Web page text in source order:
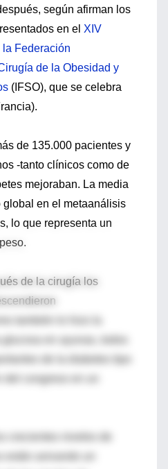
según afirman los
en el XIV
Federación
de la Obesidad y
(IFSO), que se celebra
de 135.000 pacientes y
-tanto clínicos como de
mejoraban. La media
en el metaanálisis
lo que representa un
de la cirugía los
también lo hizo la
en ayunas, todos
de la diabetes tipo
del congreso en un